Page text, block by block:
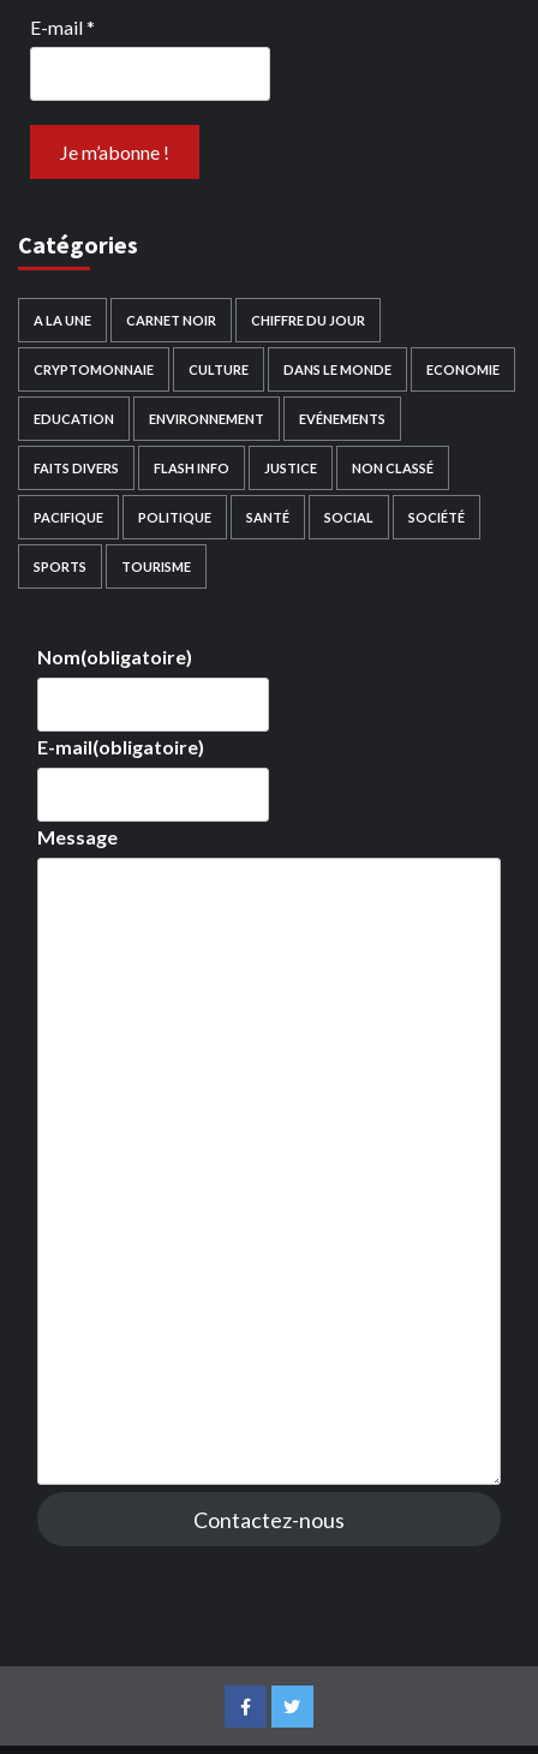
E-mail*
Catégories
A LA UNE CARNET NOIR CHIFFRE DU JOUR
CRYPTOMONNAIE CULTURE DANS LE MONDE ECONOMIE
EDUCATION ENVIRONNEMENT EVÉNEMENTS
FAITS DIVERS FLASH INFO JUSTICE NON CLASSÉ
PACIFIQUE POLITIQUE SANTÉ SOCIAL SOCIÉTÉ
SPORTS TOURISME
Nom(obligatoire)
E-mail(obligatoire)
Message
Contactez-nous
FacebookTwitter